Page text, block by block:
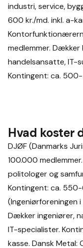
industri, service,
600 kr./md. inkl. a-
medlemmer.
handelsansatte, IT-
Kontingent: ca.
Hvad koster
DJØF (Danmarks
100.000
politologer og
Kontingent: ca. 550-
(Ingeniørforeningen i
Dækker ingeniører,
IT-specialister.
kasse. Dansk Metal: